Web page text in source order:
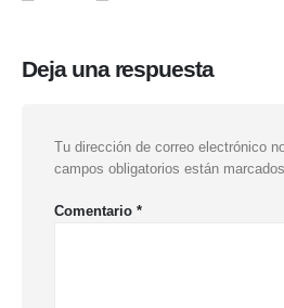
Deja una respuesta
Tu dirección de correo electrónico
campos obligatorios están
Comentario *